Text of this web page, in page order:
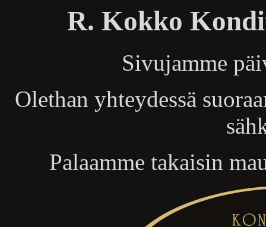
R. Kokko
Sivujamme
Olethan yhteydessä
Palaamme takaisin